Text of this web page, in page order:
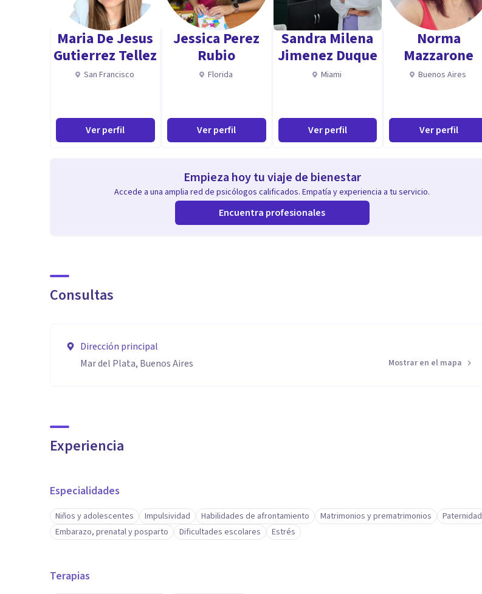
Maria De Jesus
Gutierrez Tellez
San Francisco
Ver perfil
Jessica Perez
Rubio
Florida
Ver perfil
Sandra Milena
Jimenez Duque
Miami
Ver perfil
Norma
Mazzarone
Buenos Aires
Ver perfil
Empieza hoy tu viaje de bienestar
Accede a una amplia red de psicólogos calificados. Empatía y experiencia a tu servicio.
Encuentra profesionales
Consultas
Dirección principal
Mar del Plata, Buenos Aires
Mostrar en el mapa
Experiencia
Especialidades
Niños y adolescentes Impulsividad Habilidades de afrontamiento Matrimonios y prematrimonios
Paternidad
Embarazo, prenatal y posparto
Dificultades escolares Estrés
Terapias